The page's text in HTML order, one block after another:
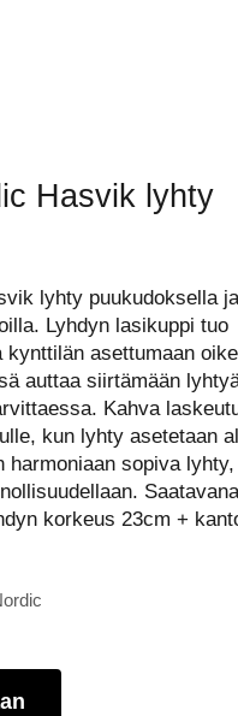
Hasvik lyhty
lyhty puukudoksella ja
Lyhdyn lasikuppi tuo
asettumaan
auttaa siirtämään
Kahva
kun lyhty asetetaan
harmoniaan sopiva lyhty,
Saatavana
korkeus 23cm +